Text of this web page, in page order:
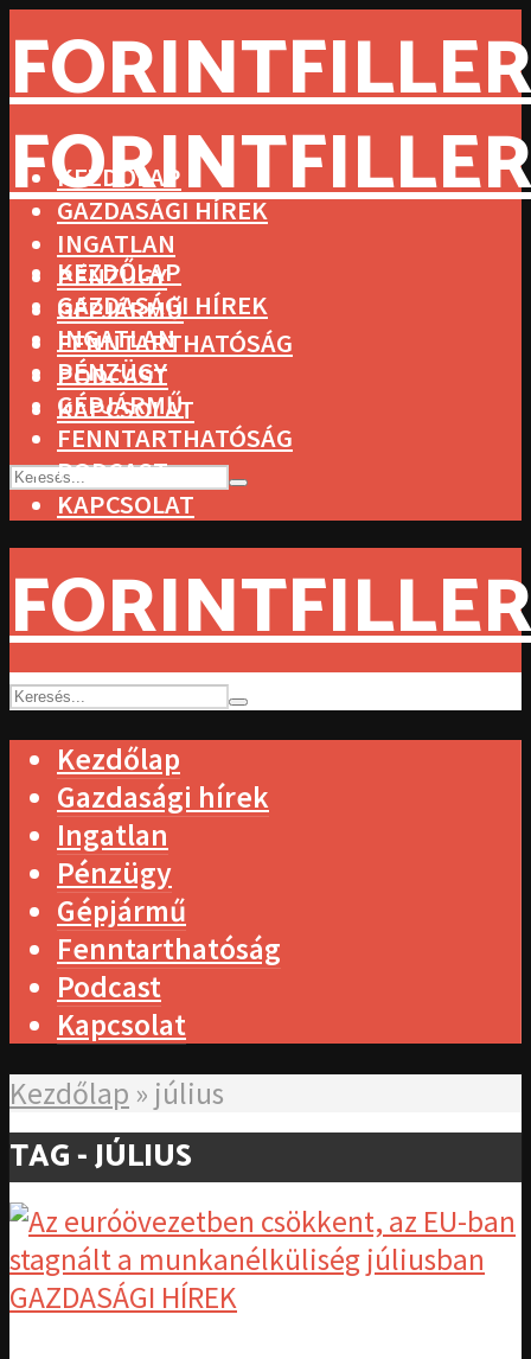
KEZDŐLAP
GAZDASÁGI HÍREK
INGATLAN
PÉNZÜGY
GÉPJÁRMŰ
FENNTARTHATÓSÁG
PODCAST
KAPCSOLAT
KEZDŐLAP
GAZDASÁGI HÍREK
INGATLAN
PÉNZÜGY
GÉPJÁRMŰ
FENNTARTHATÓSÁG
PODCAST
KAPCSOLAT
Kezdőlap
Gazdasági hírek
Ingatlan
Pénzügy
Gépjármű
Fenntarthatóság
Podcast
Kapcsolat
Kezdőlap » július
TAG - JÚLIUS
GAZDASÁGI HÍREK